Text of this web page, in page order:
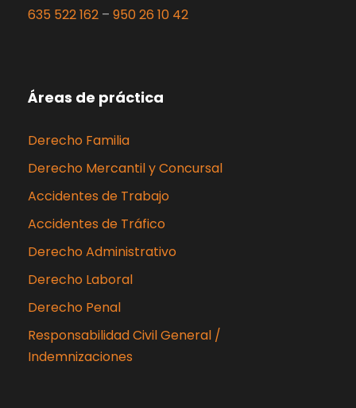
635 522 162 – 950 26 10 42
Áreas de práctica
Derecho Familia
Derecho Mercantil y Concursal
Accidentes de Trabajo
Accidentes de Tráfico
Derecho Administrativo
Derecho Laboral
Derecho Penal
Responsabilidad Civil General /
Indemnizaciones